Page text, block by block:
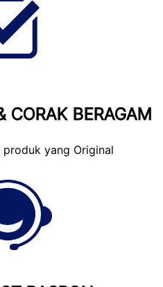
CORAK BERAGAM
produk yang Original